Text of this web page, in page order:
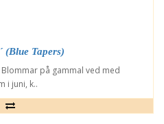
(Blue Tapers)
på gammal ved med
i juni, k..